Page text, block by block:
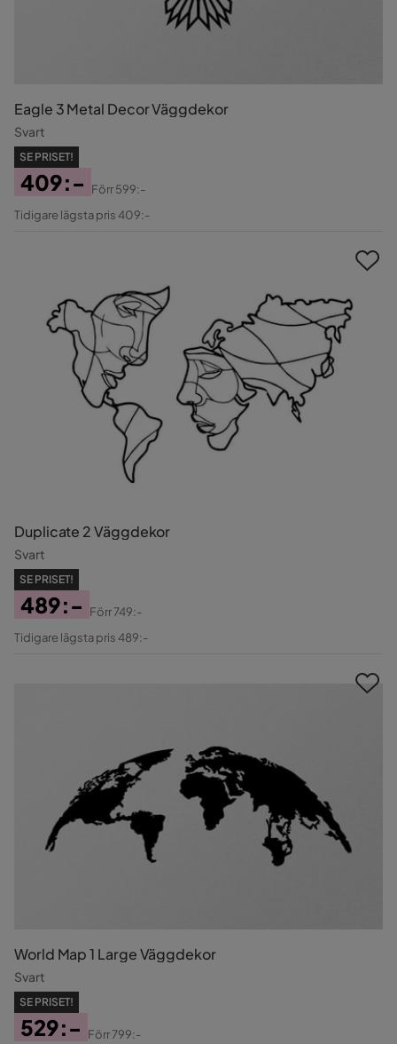
Eagle 3 Metal Decor Väggdekor
Svart
SE PRISET!
Pris
409:-
Original
Förr599:-
Tidigare lägsta pris 409:-
Duplicate 2 Väggdekor
Svart
SE PRISET!
Pris
489:-
Original
Förr749:-
Tidigare lägsta pris 489:-
World Map 1 Large Väggdekor
Svart
SE PRISET!
529:-
Förr799:-